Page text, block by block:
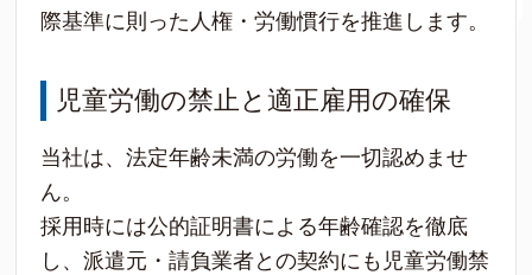
際基準に則った人権・労働慣行を推進します。
児童労働の禁止と適正雇用の確保
当社は、法定年齢未満の労働を一切認めませ
ん。
採用時には公的証明書による年齢確認を徹底
し、派遣元・請負業者との契約にも児童労働禁